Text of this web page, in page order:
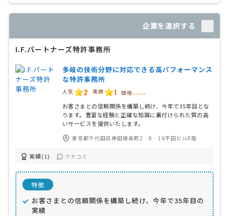
企業を選択する
I.F.パートナーズ特許事務所
多岐の技術分野に対応できる高パフォーマンス
な特許事務所
人気 2 実績 1 価格 -----
お客さまとの信頼関係を構築し続け、今年で35年目とな
ります。豊富な経験と正確な知識に裏付けられた質の高
いサービスを提供いたします。
東京都千代田区神田猿楽町2‐8‐16平田ビル8階
実績(1) クチコミ
特徴
お客さまとの信頼関係を構築し続け、今年で35年目の
実績